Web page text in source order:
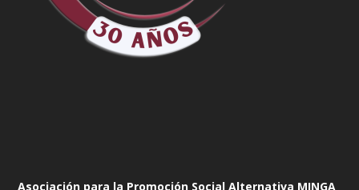
Asociación para la Promoción Social Alternativa MINGA